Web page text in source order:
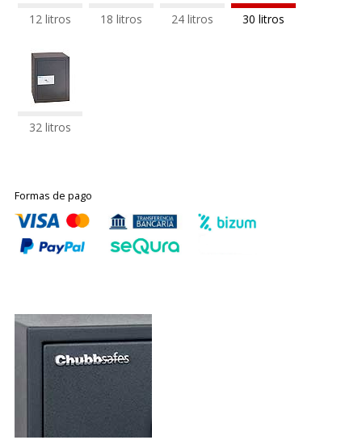
12 litros 18 litros 24 litros 30 litros
32 litros
Formas de pago